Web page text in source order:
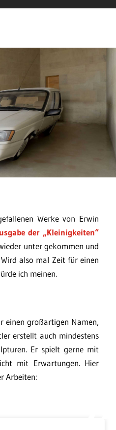
Werke von Erwin
der „Kleinigkeiten“
unter gekommen und
also mal Zeit für einen
ich meinen.
einen großartigen Namen,
erstellt auch mindestens
Er spielt gerne mit
mit Erwartungen. Hier
Arbeiten: